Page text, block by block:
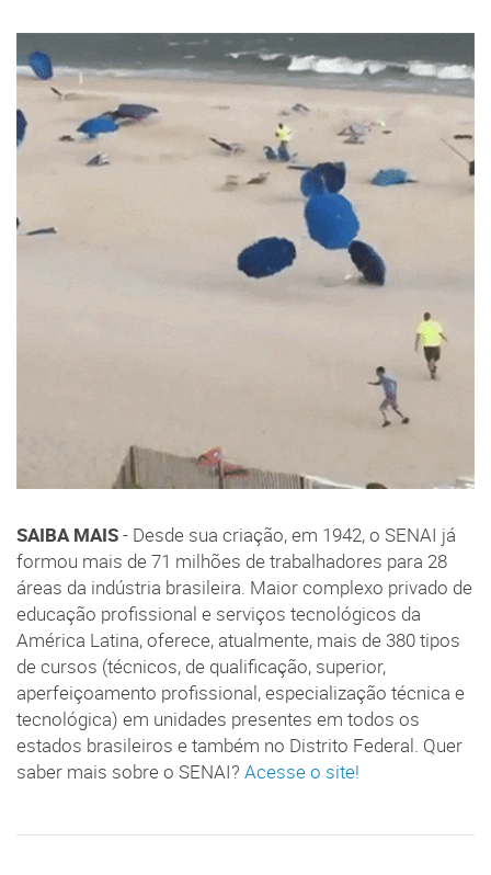
SAIBA MAIS- Desde sua criação, em 1942, o SENAI já
formou mais de 71 milhões de trabalhadores para 28
áreas da indústria brasileira. Maior complexo privado de
educação profissional e serviços tecnológicos da
América Latina, oferece, atualmente, mais de 380 tipos
de cursos (técnicos, de qualificação, superior,
aperfeiçoamento profissional, especialização técnica e
tecnológica) em unidades presentes em todos os
estados brasileiros e também no Distrito Federal. Quer
saber mais sobre o SENAI? Acesse o site!